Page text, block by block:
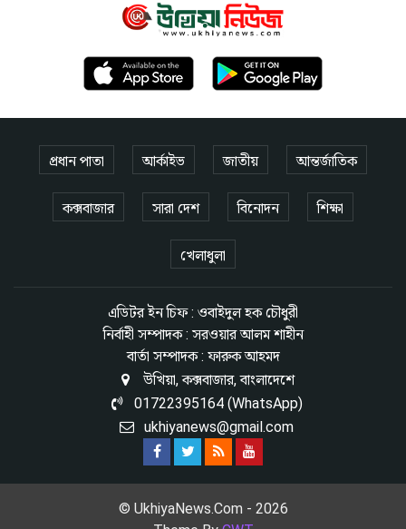
প্রধান পাতা আর্কাইভ জাতীয় আন্তর্জাতিক
কক্সবাজার সারা দেশ বিনোদন শিক্ষা
খেলাধুলা
এডিটর ইন চিফ : ওবাইদুল হক চৌধুরী
নির্বাহী সম্পাদক : সরওয়ার আলম শাহীন
বার্তা সম্পাদক : ফারুক আহমদ
উখিয়া, কক্সবাজার, বাংলাদেশে
01722395164 (WhatsApp)
ukhiyanews@gmail.com
© UkhiyaNews.Com - 2026